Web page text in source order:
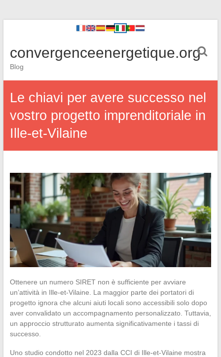
convergenceenergetique.org
Blog
Le chiavi per avere successo nel
vostro progetto imprenditoriale in
Ille-et-Vilaine
Ottenere un numero SIRET non è sufficiente per avviare
un’attività in Ille-et-Vilaine. La maggior parte dei portatori di
progetto ignora che alcuni aiuti locali sono accessibili solo dopo
aver convalidato un accompagnamento personalizzato. Tuttavia,
un approccio strutturato aumenta significativamente i tassi di
successo.
Uno studio condotto nel 2023 dalla CCI di Ille-et-Vilaine mostra